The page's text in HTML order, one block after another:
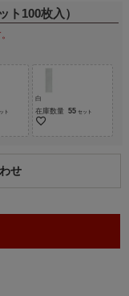
ト100枚入）
白
在庫数量 55
せ